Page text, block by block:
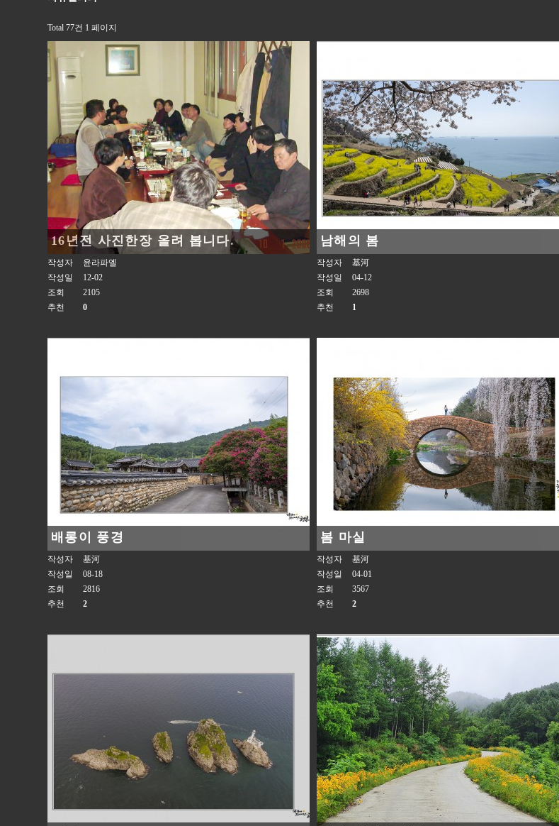
Total 77건 1 페이지
16년전 사진한장 올려 봅니다.
작성자
윤라파엘
작성일
12-02
조회
2105
추천
0
남해의 봄
작성자
基河
작성일
04-12
조회
2698
추천
1
배롱이 풍경
작성자
基河
작성일
08-18
조회
2816
추천
2
봄 마실
작성자
基河
작성일
04-01
조회
3567
추천
2